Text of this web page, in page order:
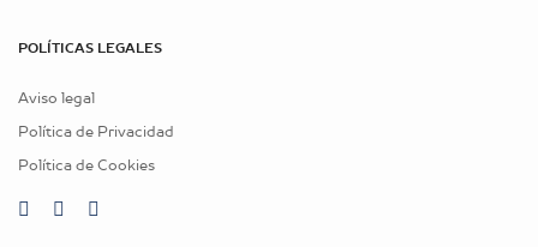
POLÍTICAS LEGALES
Aviso legal
Política de Privacidad
Política de Cookies